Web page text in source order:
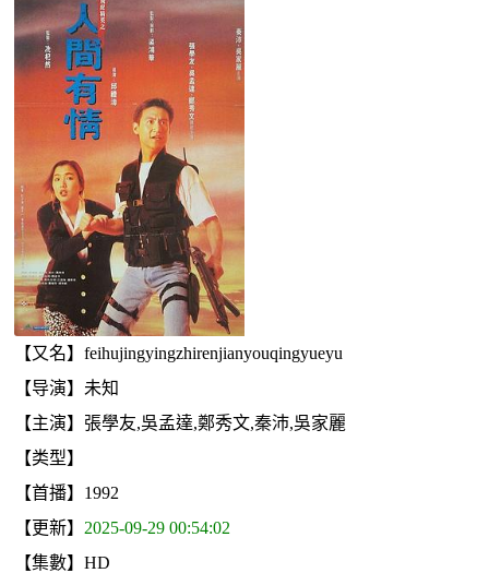
【又名】feihujingyingzhirenjianyouqingyueyu
【导演】未知
【主演】張學友,吳孟達,鄭秀文,秦沛,吳家麗
【类型】
【首播】1992
【更新】 2025-09-29 00:54:02
【集數】HD